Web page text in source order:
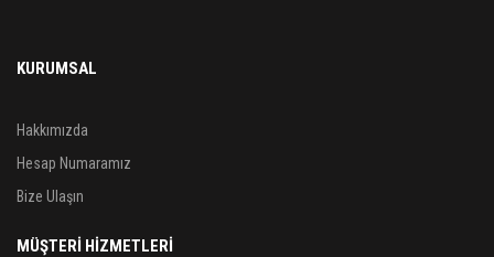
KURUMSAL
Hakkımızda
Hesap Numaramız
Bize Ulaşın
MÜŞTERİ HİZMETLERİ